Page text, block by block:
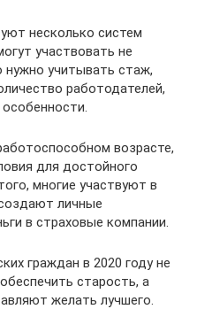
несколько систем
участвовать не
нужно учитывать стаж,
работодателей,
возрасте,
для достойного
многие участвуют в
личные
в страховые компании.
граждан в 2020 году не
старость, а
желать лучшего.